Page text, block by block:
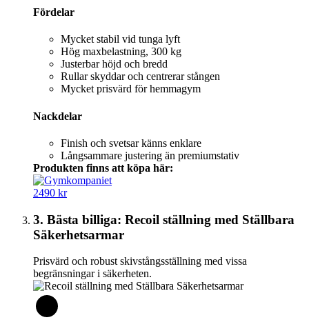
Fördelar
Mycket stabil vid tunga lyft
Hög maxbelastning, 300 kg
Justerbar höjd och bredd
Rullar skyddar och centrerar stången
Mycket prisvärd för hemmagym
Nackdelar
Finish och svetsar känns enklare
Långsammare justering än premiumstativ
Produkten finns att köpa här:
2490 kr
3. Bästa billiga: Recoil ställning med Ställbara
Säkerhetsarmar
Prisvärd och robust skivstångsställning med vissa
begränsningar i säkerheten.